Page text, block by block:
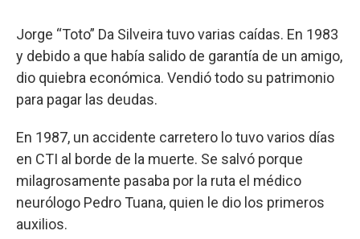
Jorge “Toto” Da Silveira tuvo varias caídas. En 1983
y debido a que había salido de garantía de un amigo,
dio quiebra económica. Vendió todo su patrimonio
para pagar las deudas.
En 1987, un accidente carretero lo tuvo varios días
en CTI al borde de la muerte. Se salvó porque
milagrosamente pasaba por la ruta el médico
neurólogo Pedro Tuana, quien le dio los primeros
auxilios.